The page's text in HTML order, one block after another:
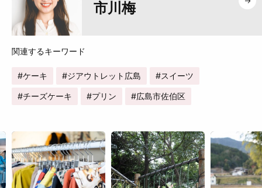
市川梅
ケーキ ジアウトレット広島 スイーツ
チーズケーキ プリン 広島市佐伯区